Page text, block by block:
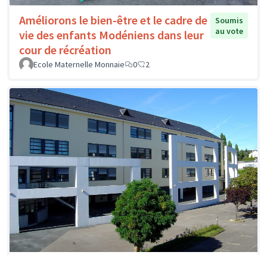
Améliorons le bien-être et le cadre de
vie des enfants Modéniens dans leur
cour de récréation
Soumis
au vote
Ecole Maternelle Monnaie 0 2